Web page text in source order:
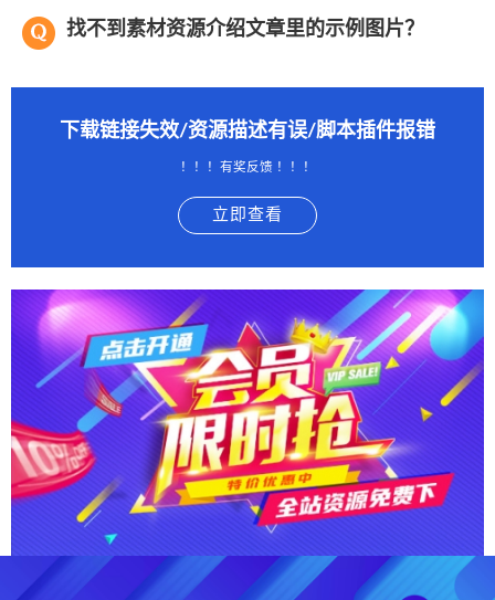
找不到素材资源介绍文章里的示例图片？
下载链接失效/资源描述有误/脚本插件报错
！！！有奖反馈 ！！！
立即查看